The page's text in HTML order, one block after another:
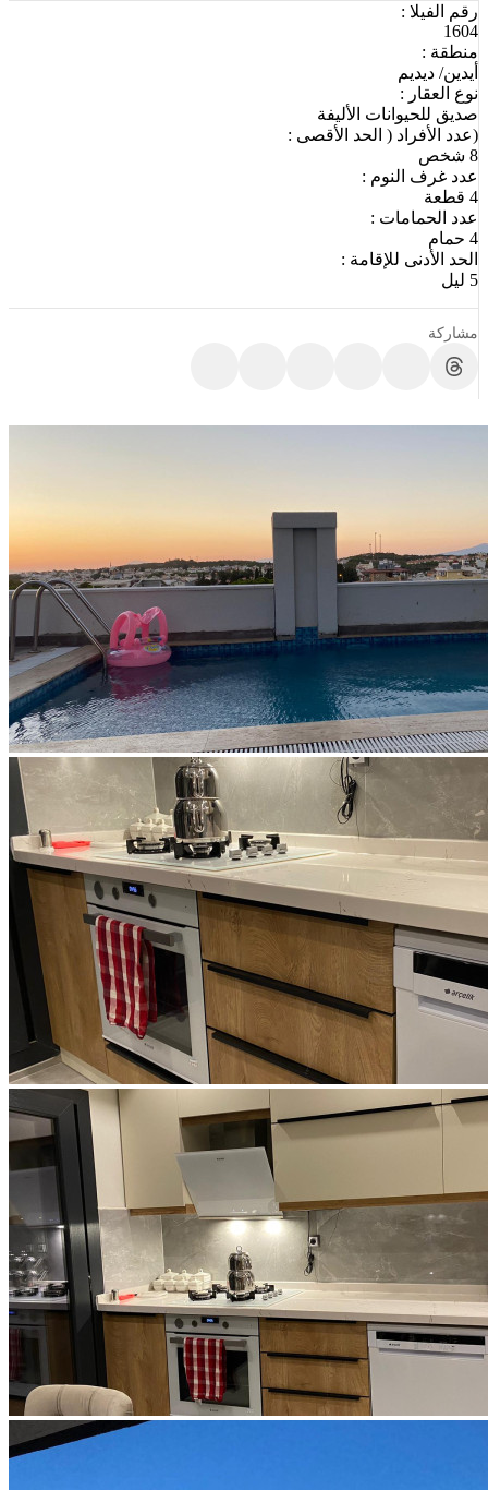
رقم الفيلا :
1604
منطقة :
أيدين/ ديديم
نوع العقار :
صديق للحيوانات الأليفة
(عدد الأفراد ( الحد الأقصى :
8 شخص
عدد غرف النوم :
4 قطعة
عدد الحمامات :
4 حمام
الحد الأدنى للإقامة :
5 ليل
مشاركة